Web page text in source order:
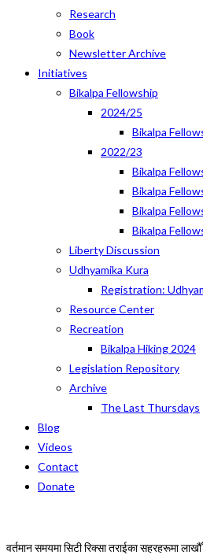
Research
Book
Newsletter Archive
Initiatives
Bikalpa Fellowship
2024/25
Bikalpa
2022/23
Bikalpa
Bikalpa
Bikalpa
Bikalpa
Liberty Discussion
Udhyamika Kura
Registration:
Resource Center
Recreation
Bikalpa Hiking 2024
Legislation Repository
Archive
The Last Thursdays
Blog
Videos
Contact
Donate
वर्तमान समयमा सिटी रिक्सा तराईका सहरहरूमा